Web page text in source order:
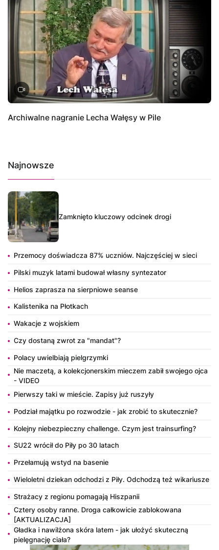
Archiwalne nagranie Lecha Wałęsy w Pile
Najnowsze
Zamknięto kluczowy odcinek drogi
Przemocy doświadcza 87% uczniów. Najczęściej w sieci
Pilski muzyk latami budował własny syntezator
Helios zaprasza na sierpniowe seanse
Kalistenika na Płotkach
Wakacje z wojskiem
Czy dostaną zwrot za "mandat"?
Polacy uwielbiają pielgrzymki
Nie maczetą, a kolekcjonerskim mieczem zabił swojego ojca
- VIDEO
Pierwszy taki w mieście. Zapisy już ruszyły
Podział majątku po rozwodzie - jak zrobić to skutecznie?
Kolejny niebezpieczny challenge. Czym jest trainsurfing?
SU22 wrócił do Piły po 30 latach
Przełamują wstyd na basenie
Wieloletni dziekan odchodzi z Piły. Odchodzą też wikariusze
Strażacy z regionu pomagają Hiszpanii
Cztery osoby ranne. Droga całkowicie zablokowana
[AKTUALIZACJA]
Gładka i nawilżona skóra latem - jak ułożyć skuteczną
pielęgnację ciała?